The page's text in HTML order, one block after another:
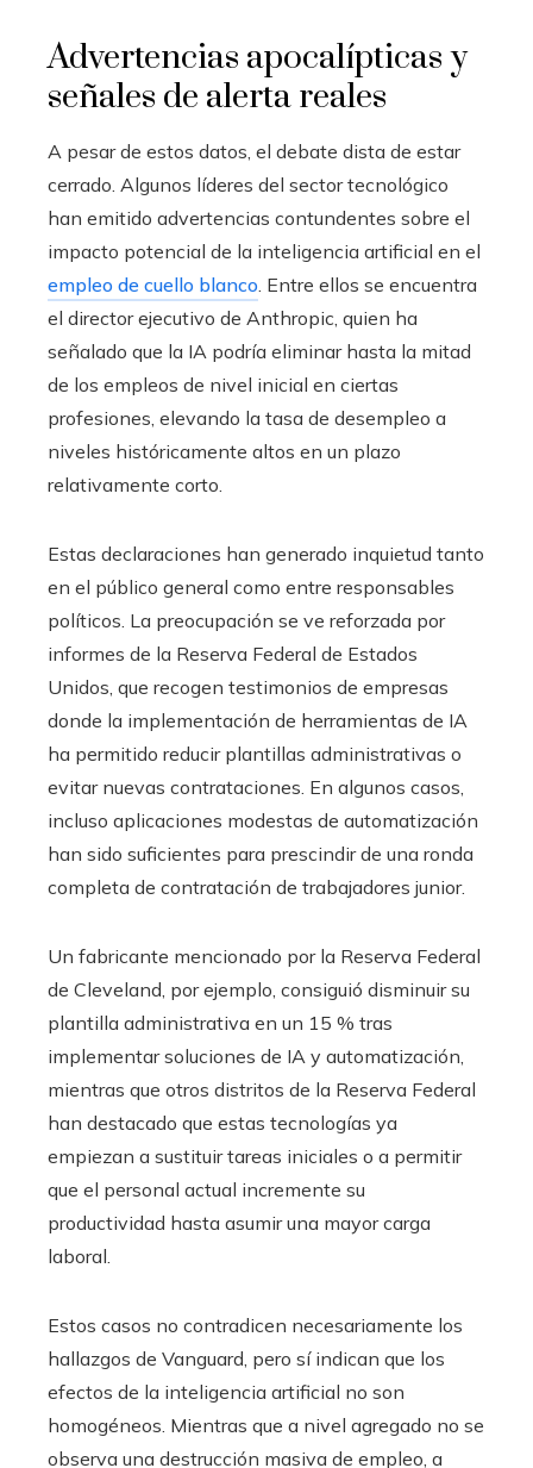
Advertencias apocalípticas y
señales de alerta reales
A pesar de estos datos, el debate dista de estar
cerrado. Algunos líderes del sector tecnológico
han emitido advertencias contundentes sobre el
impacto potencial de la inteligencia artificial en el
empleo de cuello blanco. Entre ellos se encuentra
el director ejecutivo de Anthropic, quien ha
señalado que la IA podría eliminar hasta la mitad
de los empleos de nivel inicial en ciertas
profesiones, elevando la tasa de desempleo a
niveles históricamente altos en un plazo
relativamente corto.
Estas declaraciones han generado inquietud tanto
en el público general como entre responsables
políticos. La preocupación se ve reforzada por
informes de la Reserva Federal de Estados
Unidos, que recogen testimonios de empresas
donde la implementación de herramientas de IA
ha permitido reducir plantillas administrativas o
evitar nuevas contrataciones. En algunos casos,
incluso aplicaciones modestas de automatización
han sido suficientes para prescindir de una ronda
completa de contratación de trabajadores junior.
Un fabricante mencionado por la Reserva Federal
de Cleveland, por ejemplo, consiguió disminuir su
plantilla administrativa en un 15 % tras
implementar soluciones de IA y automatización,
mientras que otros distritos de la Reserva Federal
han destacado que estas tecnologías ya
empiezan a sustituir tareas iniciales o a permitir
que el personal actual incremente su
productividad hasta asumir una mayor carga
laboral.
Estos casos no contradicen necesariamente los
hallazgos de Vanguard, pero sí indican que los
efectos de la inteligencia artificial no son
homogéneos. Mientras que a nivel agregado no se
observa una destrucción masiva de empleo, a